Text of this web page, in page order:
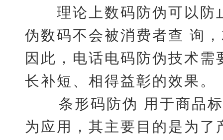
理论上数码防伪可以防
伪数码不会被消费者查 询
因此，电话电码防伪技术
长补短、相得益彰的效果。
条形码防伪 用于商品
为应用，其主要目的是为